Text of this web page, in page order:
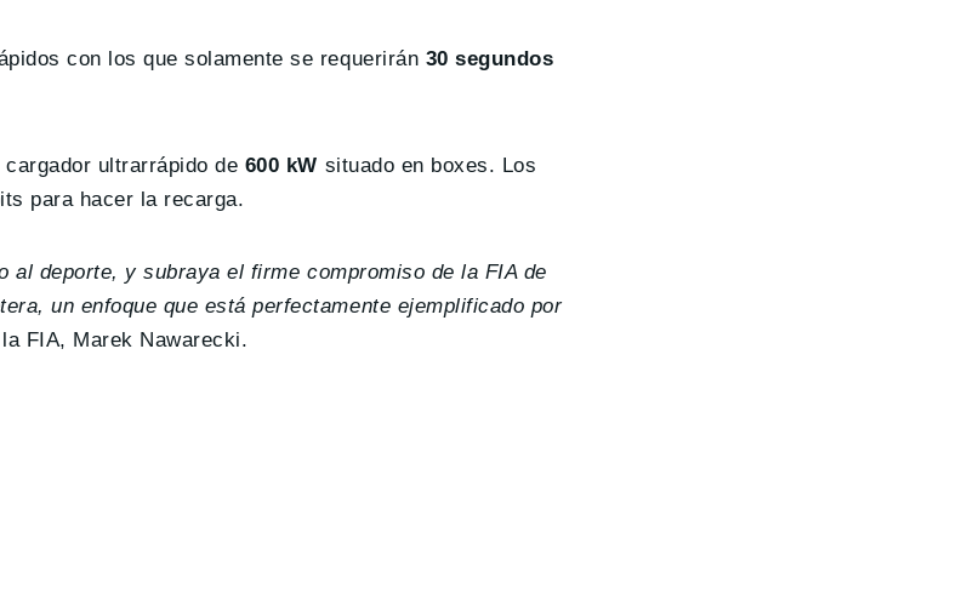
con los que solamente se requerirán 30 segundos
ultrarrápido de 600 kW situado en boxes. Los
para hacer la recarga.
deporte, y subraya el firme compromiso de la FIA de
un enfoque que está perfectamente ejemplificado por
FIA, Marek Nawarecki.